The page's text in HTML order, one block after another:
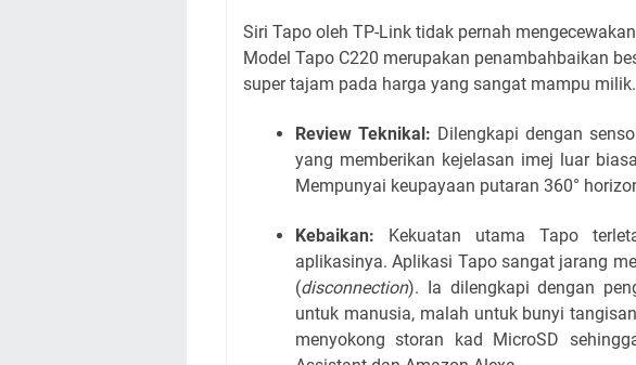
Siri Tapo oleh TP-Link tidak pernah
Model Tapo C220 merupakan penambahbaikan
super tajam pada harga yang sangat mampu milik.
Review Teknikal: Dilengkapi dengan
yang memberikan kejelasan imej luar
Mempunyai keupayaan putaran 360°
Kebaikan: Kekuatan utama Tapo
aplikasinya. Aplikasi Tapo sangat jarang
(disconnection). Ia dilengkapi dengan
untuk manusia, malah untuk bunyi
menyokong storan kad MicroSD